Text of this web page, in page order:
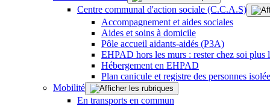
Centre communal d'action sociale (C.C.A.S)
Accompagnement et aides sociales
Aides et soins à domicile
Pôle accueil aidants-aidés (P3A)
EHPAD hors les murs : rester chez soi plus
Hébergement en EHPAD
Plan canicule et registre des personnes
Mobilité
En transports en commun